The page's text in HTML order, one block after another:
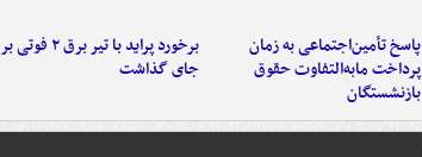
پاسخ تأمین‌اجتماعی به زمان
پرداخت مابه‌التفاوت حقوق
بازنشستگان
برخورد پراید با تیر برق ۲ فوتی بر
جای گذاشت